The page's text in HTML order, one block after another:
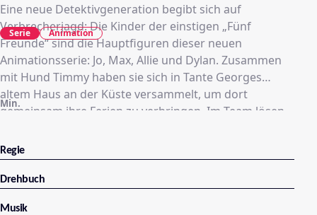
Eine neue Detektivgeneration begibt sich auf
Verbrecherjagd: Die Kinder der einstigen „Fünf
Freunde“ sind die Hauptfiguren dieser neuen
Animationsserie: Jo, Max, Allie und Dylan. Zusammen
mit Hund Timmy haben sie sich in Tante Georges
altem Haus an der Küste versammelt, um dort
gemeinsam ihre Ferien zu verbringen. Im Team lösen
– nur mit moderneren Hilfsmitteln.
Min.
Serie Animation
Regie
Drehbuch
Musik